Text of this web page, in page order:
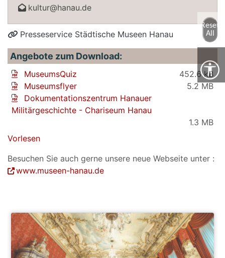
Vorlesen
Besuchen Sie auch gerne unsere neue Webseite unter :
www.museen-hanau.de
kultur@hanau.de
Presseservice Städtische Museen Hanau
Angebote zum Download:
MuseumsQuiz
452.6 kB
Museumsflyer
5.2 MB
Dokumentationszentrum Hanauer
Militärgeschichte - Chariseum Hanau
1.3 MB
Reset
All